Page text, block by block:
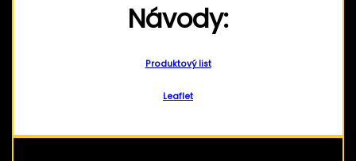
Návody:
Produktový list
Leaflet